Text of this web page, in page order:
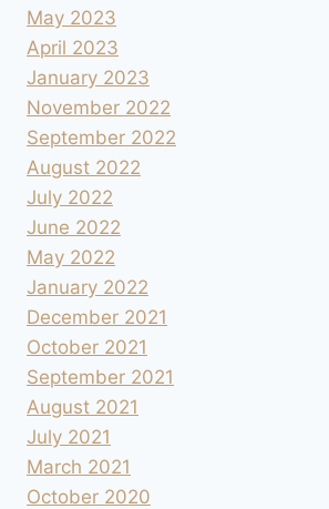
May 2023
April 2023
January 2023
November 2022
September 2022
August 2022
July 2022
June 2022
May 2022
January 2022
December 2021
October 2021
September 2021
August 2021
July 2021
March 2021
October 2020